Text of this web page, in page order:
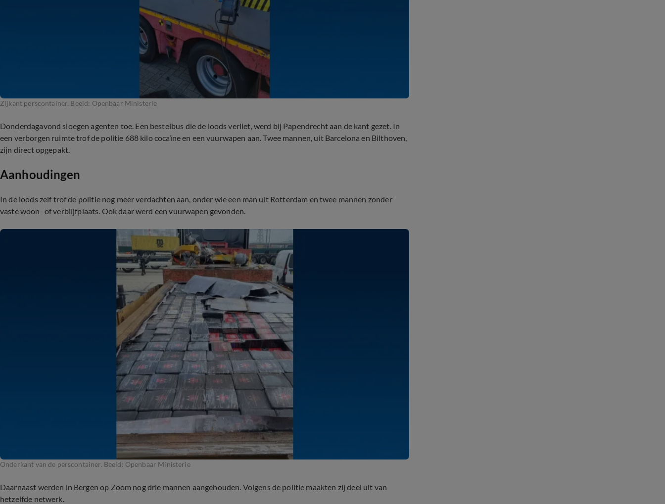
Zijkant perscontainer. Beeld: Openbaar Ministerie
Donderdagavond sloegen agenten toe. Een bestelbus die de loods verliet, werd bij Papendrecht aan de kant gezet. In
een verborgen ruimte trof de politie 688 kilo cocaïne en een vuurwapen aan. Twee mannen, uit Barcelona en Bilthoven,
zijn direct opgepakt.
Aanhoudingen
In de loods zelf trof de politie nog meer verdachten aan, onder wie een man uit Rotterdam en twee mannen zonder
vaste woon- of verblijfplaats. Ook daar werd een vuurwapen gevonden.
Onderkant van de perscontainer. Beeld: Openbaar Ministerie
Daarnaast werden in Bergen op Zoom nog drie mannen aangehouden. Volgens de politie maakten zij deel uit van
hetzelfde netwerk.